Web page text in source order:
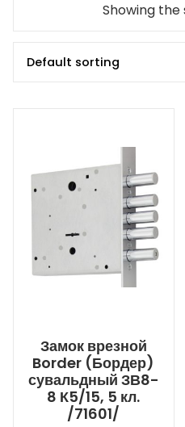
Showing the
Замок врезной
Border (Бордер)
сувальдный ЗВ8-
8 К5/15, 5 кл.
/71601/